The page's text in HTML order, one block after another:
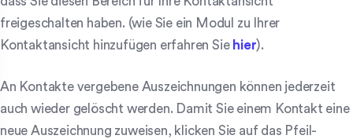
freigeschalten haben. (wie Sie ein Modul zu Ihrer
Kontaktansicht hinzufügen erfahren Sie hier).
An Kontakte vergebene Auszeichnungen können jederzeit
auch wieder gelöscht werden. Damit Sie einem Kontakt eine
neue Auszeichnung zuweisen, klicken Sie auf das Pfeil-